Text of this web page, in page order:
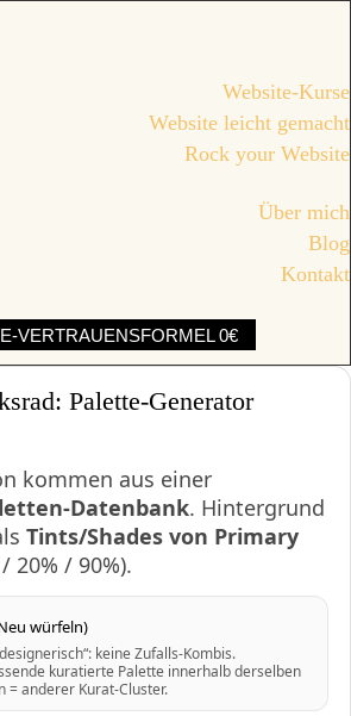
Website-Kurse
Website leicht gemacht
Rock your Website
Über mich
Blog
Kontakt
VERTRAUENSFORMEL 0€
Palette-Generator
kommen aus einer
Datenbank. Hintergrund
Tints/Shades von Primary
20% / 90%).
würfeln)
keine Zufalls-Kombis.
kuratierte Palette innerhalb derselben
= anderer Kurat-Cluster.